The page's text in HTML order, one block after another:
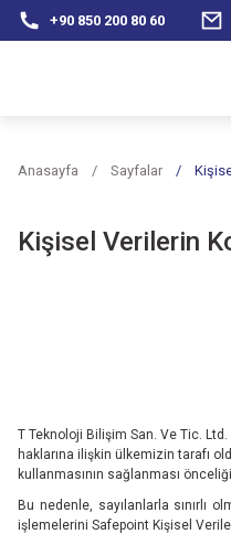
+90 850 200 80 60
Anasayfa Sayfalar
Kişisel Verilerin
T Teknoloji Bilişim San. Ve Tic. Ltd.
haklarına ilişkin ülkemizin tarafı
kullanmasının sağlanması
Bu nedenle, sayılanlarla sınırlı
işlemelerini Safepoint Kişisel